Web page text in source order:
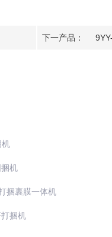
下一产品：
机
机
捆裹膜一体机
捆机